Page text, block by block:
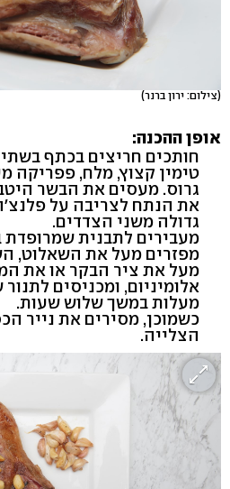
(צילום: ירון ברנר)
אופן ההכנה:
חותכים חריצים בכתף
טימין קצוץ, מלח, פפריקה
גרוס. מעסים את הבשר
את הנתח לצריבה על
גדולה משני הצדדים.
מעבירים לתבנית שמרופדת
מפזרים מעל את השאלוט,
מעל את ציר הבקר או את
מעלות במשך שלוש שעות.
כשמוכן, מסירים את נייר
הצלייה.